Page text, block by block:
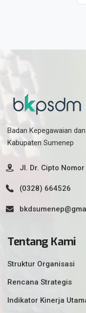
Badan Kepegawaian
Kabupaten Sumenep
Jl. Dr. Cipto
(0328) 664526
Tentang Kami
Struktur Organisasi
Rencana Strategis
Indikator Kinerja